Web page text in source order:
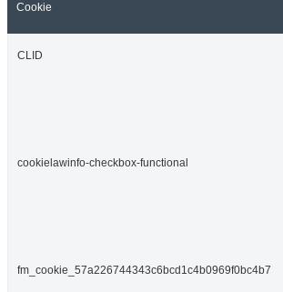
Cookie
CLID
cookielawinfo-checkbox-functional
fm_cookie_57a226744343c6bcd1c4b0969f0bc4b7